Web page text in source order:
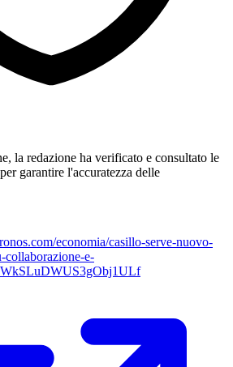
la redazione ha verificato e consultato le
garantire l'accuratezza delle
economia/casillo-serve-nuovo-
collaborazione-e-